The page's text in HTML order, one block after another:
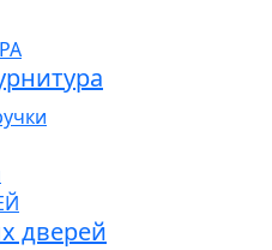
дверей